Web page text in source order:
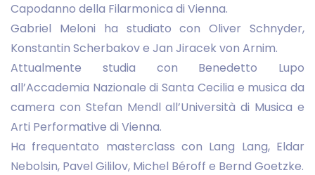
Capodanno della Filarmonica di Vienna.
Gabriel Meloni ha studiato con Oliver Schnyder,
Konstantin Scherbakov e Jan Jiracek von Arnim.
Attualmente studia con Benedetto Lupo
all’Accademia Nazionale di Santa Cecilia e musica da
camera con Stefan Mendl all’Università di Musica e
Arti Performative di Vienna.
Ha frequentato masterclass con Lang Lang, Eldar
Nebolsin, Pavel Gililov, Michel Béroff e Bernd Goetzke.